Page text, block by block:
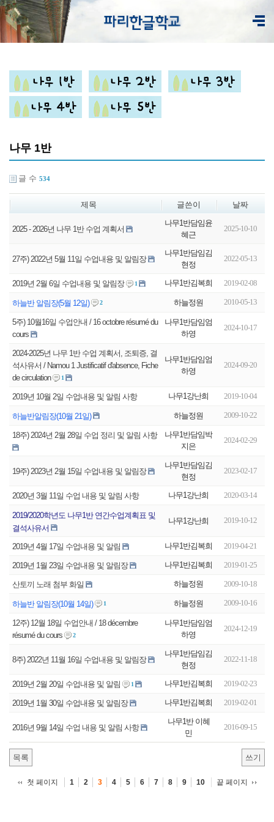
나무 1반
글 수 534
제목 글쓴이 날짜
2025 - 2026년 나무 1반 수업 계획서
나무1반담임윤
혜근
2025-10-10
27주) 2022년 5월 11일 수업내용 및 알림장
나무1반담임김
현정
2022-05-13
2019년 2월 6일 수업내용 및 알림장 1 나무1반김복희 2019-02-08
하늘반 알림장(5월 12일) 2 하늘정원 2010-05-13
5주) 10월16일 수업안내 / 16 octobre résumé du
cours
나무1반담임엄
하영
2024-10-17
2024-2025년 나무 1반 수업 계획서, 조퇴증, 결
석사유서 / Namou 1 Justificatif d'absence, Fiche
de circulation
1
나무1반담임엄
하영
2024-09-20
2019년 10월 2일 수업내용 및 알림 사항 나무1강난희 2019-10-04
하늘반알림장(10월 21일) 하늘정원 2009-10-22
18주) 2024년 2월 28일 수업 정리 및 알림 사항
나무1반담임박
지은
2024-02-29
19주) 2023년 2월 15일 수업내용 및 알림장
나무1반담임김
현정
2023-02-17
2020년 3월 11일 수업 내용 및 알림 사항 나무1강난희 2020-03-14
2019/2020학년도 나무1반 연간수업계획표 및
결석사유서
나무1강난희 2019-10-12
2019년 4월 17일 수업내용 및 알림 나무1반김복희 2019-04-21
2019년 1월 23일 수업내용 및 알림장 나무1반김복희 2019-01-25
산토끼 노래 첨부 화일 하늘정원 2009-10-18
하늘반 알림장(10월 14일) 1 하늘정원 2009-10-16
12주) 12월 18일 수업안내 / 18 décembre
résumé du cours
2
나무1반담임엄
하영
2024-12-19
8주) 2022년 11월 16일 수업내용 및 알림장
나무1반담임김
현정
2022-11-18
2019년 2월 20일 수업내용 및 알림 1 나무1반김복희 2019-02-23
2019년 1월 30일 수업내용 및 알림장 나무1반김복희 2019-02-01
2016년 9월 14일 수업 내용 및 알림 사항
나무1반 이혜
민
2016-09-15
목록 쓰기
첫 페이지 1 2 3 4 5 6 7 8 9 10 끝 페이지